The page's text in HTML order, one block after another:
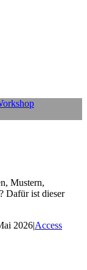
Mustern,
Dafür ist dieser
2026|Access